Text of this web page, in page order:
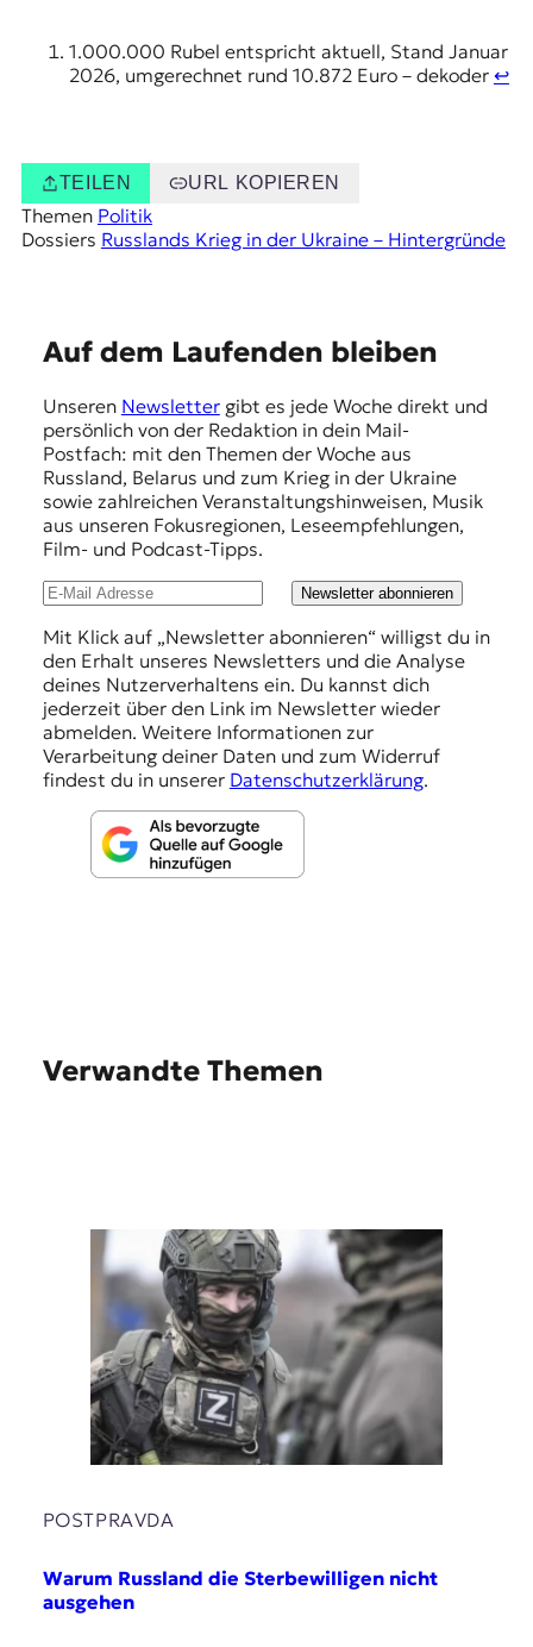
1.000.000 Rubel entspricht aktuell, Stand Januar
2026, umgerechnet rund 10.872 Euro – dekoder ↩︎
TEILEN URL KOPIEREN
Themen Politik
Dossiers Russlands Krieg in der Ukraine – Hintergründe
Auf dem Laufenden bleiben
Unseren Newslettergibt es jede Woche direkt und
persönlich von der Redaktion in dein Mail-
Postfach: mit den Themen der Woche aus
Russland, Belarus und zum Krieg in der Ukraine
sowie zahlreichen Veranstaltungshinweisen, Musik
aus unseren Fokusregionen, Leseempfehlungen,
Film- und Podcast-Tipps.
Newsletter abonnieren
Mit Klick auf „Newsletter abonnieren“ willigst du in
den Erhalt unseres Newsletters und die Analyse
deines Nutzerverhaltens ein. Du kannst dich
jederzeit über den Link im Newsletter wieder
abmelden. Weitere Informationen zur
Verarbeitung deiner Daten und zum Widerruf
findest du in unserer Datenschutzerklärung.
Verwandte Themen
POSTPRAVDA
Warum Russland die Sterbewilligen nicht
ausgehen